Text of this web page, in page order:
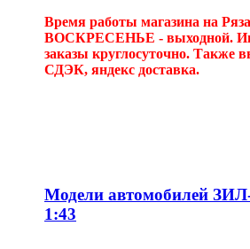
Время работы магазина на
ВОСКРЕСЕНЬЕ - выходной.
заказы круглосуточно. Также
СДЭК, яндекс доставка.
Модели автомобилей
1:43